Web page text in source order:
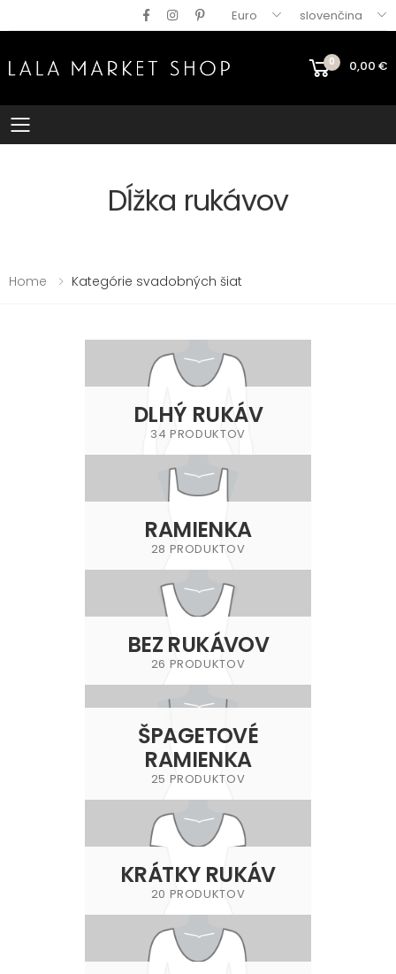
Euro slovenčina
0 0,00 €
Mobile menu
Dĺžka rukávov
Home Kategórie svadobných šiat
DLHÝ RUKÁV
34 PRODUKTOV
RAMIENKA
28 PRODUKTOV
BEZ RUKÁVOV
26 PRODUKTOV
ŠPAGETOVÉ
RAMIENKA
25 PRODUKTOV
KRÁTKY RUKÁV
20 PRODUKTOV